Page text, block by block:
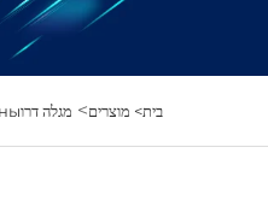
בית> מוצרים> מגלה דרוны